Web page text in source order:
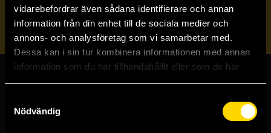
vidarebefordrar även sådana identifierare och annan
information från din enhet till de sociala medier och
annons- och analysföretag som vi samarbetar med.
Dessa kan i sin tur kombinera informationen med annan
information som du har tillhandahållit eller som de har
samlat in när du har använt deras tjänster.
Nödvändig
Stockholmsbutiken